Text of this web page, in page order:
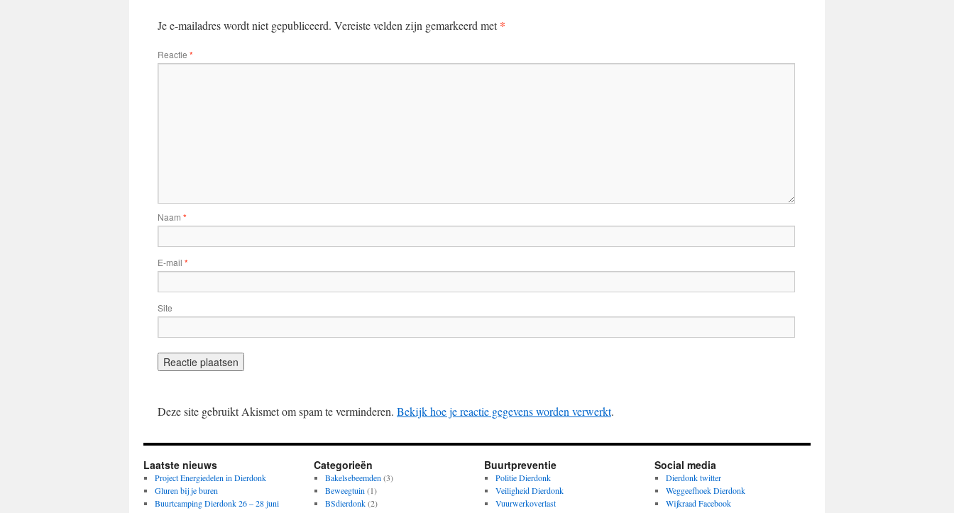
Je e-mailadres wordt niet gepubliceerd. Vereiste velden zijn gemarkeerd met*
Reactie *
Naam *
E-mail *
Site
Deze site gebruikt Akismet om spam te verminderen. Bekijk hoe je reactie gegevens worden verwerkt.
Laatste nieuws
Project Energiedelen in Dierdonk
Gluren bij je buren
Buurtcamping Dierdonk 26 – 28 juni
Categorieën
Bakelsebeemden (3)
Beweegtuin (1)
BSdierdonk(2)
Buurtpreventie
Politie Dierdonk
Veiligheid Dierdonk
Vuurwerkoverlast
Social media
Dierdonk twitter
Weggeefhoek Dierdonk
Wijkraad Facebook